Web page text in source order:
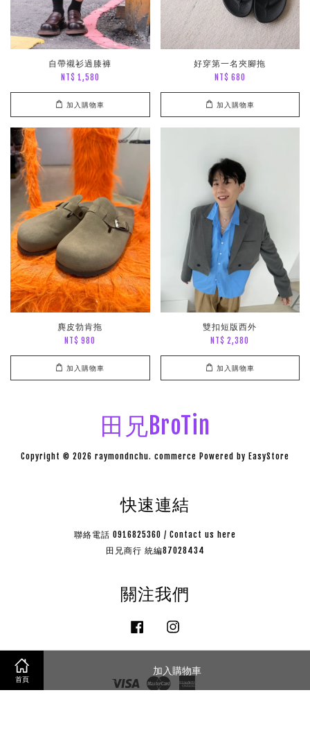
首頁
加入購物車
自帶襯衫過膝褲
NT$ 1,580
加入購物車
好穿第一名夾腳拖
NT$ 680
加入購物車
麂皮勃肯拖
NT$ 980
加入購物車
雙扣短版西外
NT$ 2,380
加入購物車
田兄BroTin
Copyright © 2026 raymondnchu. commerce Powered by EasyStore
快速連結
聯絡電話 0916825360 / Contact us here
田兄商行 統編87028434
關注我們
Facebook
Visa Master
Express